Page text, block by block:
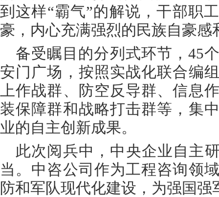
到这样“霸气”的解说，干部职
豪，内心充满强烈的民族自豪感
备受瞩目的分列式环节，45
安门广场，按照实战化联合编
上作战群、防空反导群、信息
装保障群和战略打击群等，集
业的自主创新成果。
此次阅兵中，中央企业自主
当。中咨公司作为工程咨询领
防和军队现代化建设，为强国强